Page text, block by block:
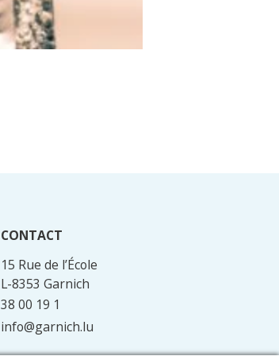
CONTACT
15 Rue de l’École
L-8353 Garnich
38 00 19 1
info@garnich.lu